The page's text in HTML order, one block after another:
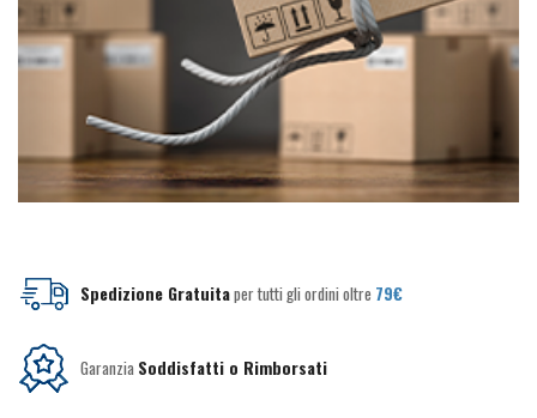
Spedizione Gratuitaper tutti gli ordini oltre 79€
Garanzia Soddisfatti o Rimborsati